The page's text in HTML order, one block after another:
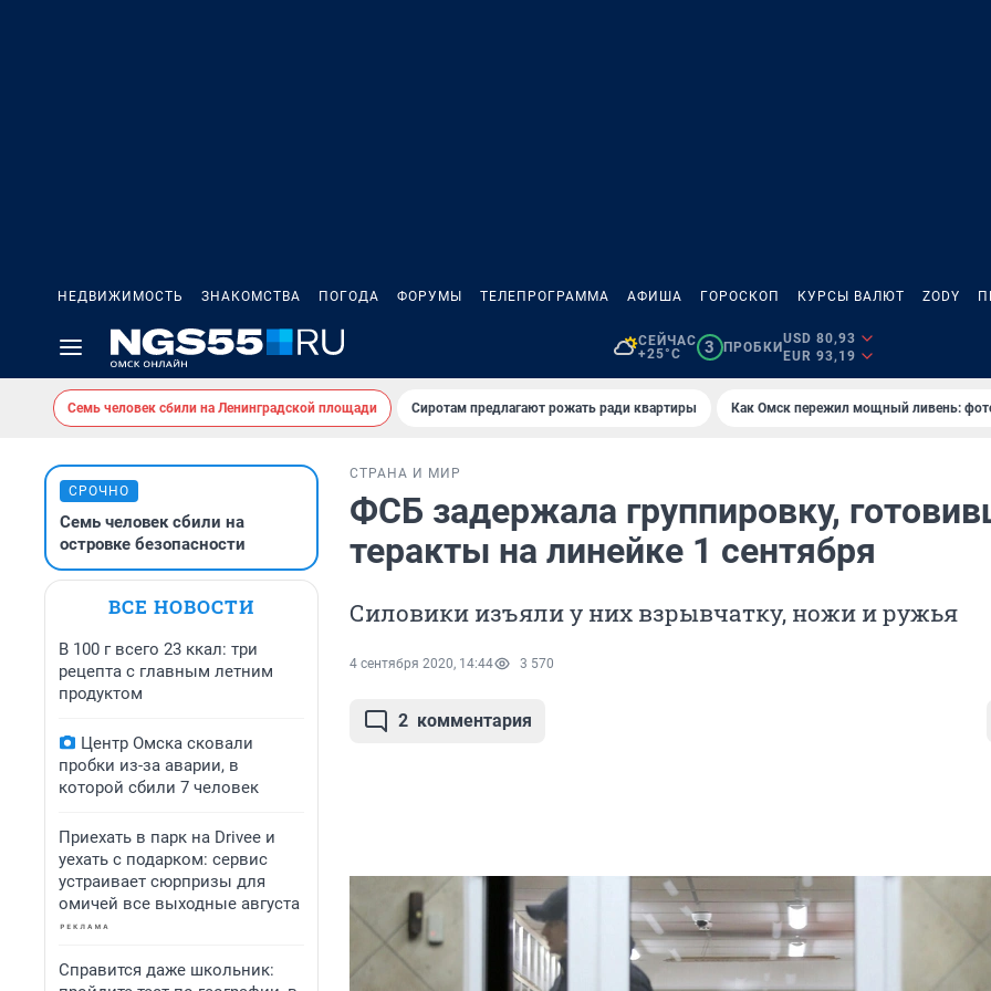
НЕДВИЖИМОСТЬ ЗНАКОМСТВА ПОГОДА ФОРУМЫ ТЕЛЕПРОГРАММА АФИША ГОРОСКОП КУРСЫ ВАЛЮТ ZODY
СЕЙЧАС
+25°C
3 ПРОБКИ
USD 80,93
EUR 93,19
Семь человек сбили на Ленинградской площади Сиротам предлагают рожать ради квартиры Как Омск пережил мощный ливень:
СРОЧНО
Семь человек сбили на
островке безопасности
ВСЕ НОВОСТИ
В 100 г всего 23 ккал: три
рецепта с главным летним
продуктом
Центр Омска сковали
пробки из-за аварии, в
которой сбили 7 человек
Приехать в парк на Drivee и
уехать с подарком: сервис
устраивает сюрпризы для
омичей все выходные августа
Справится даже школьник:
СТРАНА И МИР
ФСБ задержала группировку,
теракты на линейке 1 сентября
Силовики изъяли у них взрывчатку, ножи и ружья
4 сентября 2020, 14:44 3 570
2 комментария